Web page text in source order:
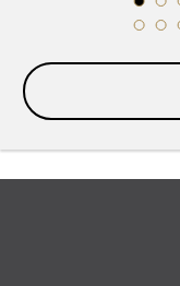
11 12